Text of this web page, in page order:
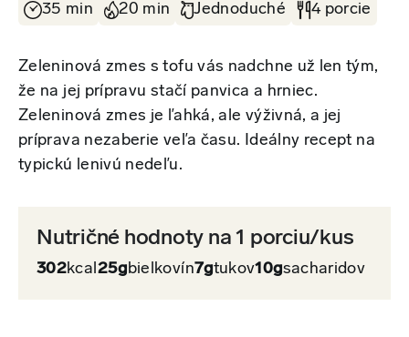
35 min 20 min Jednoduché 4 porcie
Zeleninová zmes s tofu vás nadchne už len tým,
že na jej prípravu stačí panvica a hrniec.
Zeleninová zmes je ľahká, ale výživná, a jej
príprava nezaberie veľa času. Ideálny recept na
typickú lenivú nedeľu.
Nutričné hodnoty na 1 porciu/kus
302kcal25gbielkovín7gtukov10gsacharidov